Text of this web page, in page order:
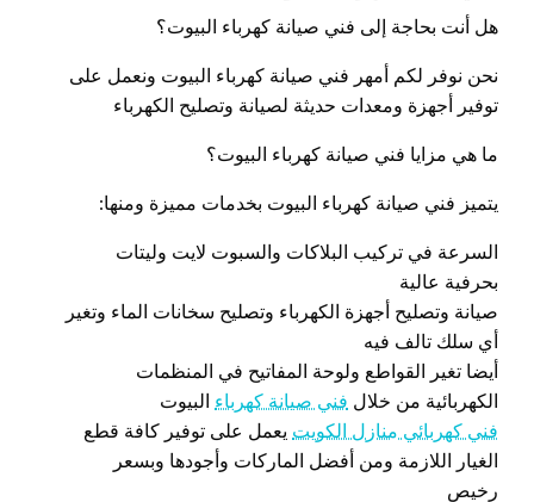
هل أنت بحاجة إلى فني صيانة كهرباء البيوت؟
نحن نوفر لكم أمهر فني صيانة كهرباء البيوت ونعمل على
توفير أجهزة ومعدات حديثة لصيانة وتصليح الكهرباء
ما هي مزايا فني صيانة كهرباء البيوت؟
يتميز فني صيانة كهرباء البيوت بخدمات مميزة ومنها:
السرعة في تركيب البلاكات والسبوت لايت وليتات
بحرفية عالية
صيانة وتصليح أجهزة الكهرباء وتصليح سخانات الماء وتغير
أي سلك تالف فيه
أيضا تغير القواطع ولوحة المفاتيح في المنظمات
الكهربائية من خلال فني صيانة كهرباء البيوت
فني كهربائي منازل الكويت يعمل على توفير كافة قطع
الغيار اللازمة ومن أفضل الماركات وأجودها وبسعر
رخيص